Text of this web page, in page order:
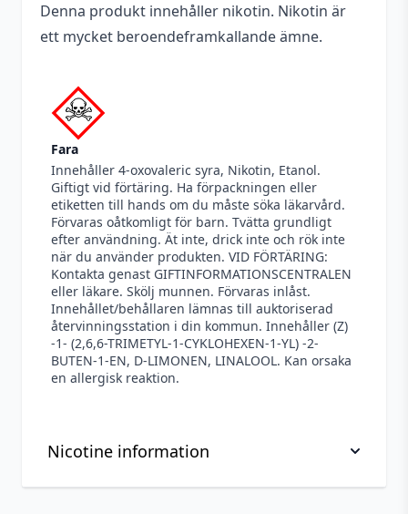
Nicotine information
Denna produkt innehåller nikotin. Nikotin är
ett mycket beroendeframkallande ämne.
Fara
Innehåller 4-oxovaleric syra, Nikotin, Etanol.
Giftigt vid förtäring. Ha förpackningen eller
etiketten till hands om du måste söka läkarvård.
Förvaras oåtkomligt för barn. Tvätta grundligt
efter användning. Ät inte, drick inte och rök inte
när du använder produkten. VID FÖRTÄRING:
Kontakta genast GIFTINFORMATIONSCENTRALEN
eller läkare. Skölj munnen. Förvaras inlåst.
Innehållet/behållaren lämnas till auktoriserad
återvinningsstation i din kommun. Innehåller (Z)
-1- (2,6,6-TRIMETYL-1-CYKLOHEXEN-1-YL) -2-
BUTEN-1-EN, D-LIMONEN, LINALOOL. Kan orsaka
en allergisk reaktion.